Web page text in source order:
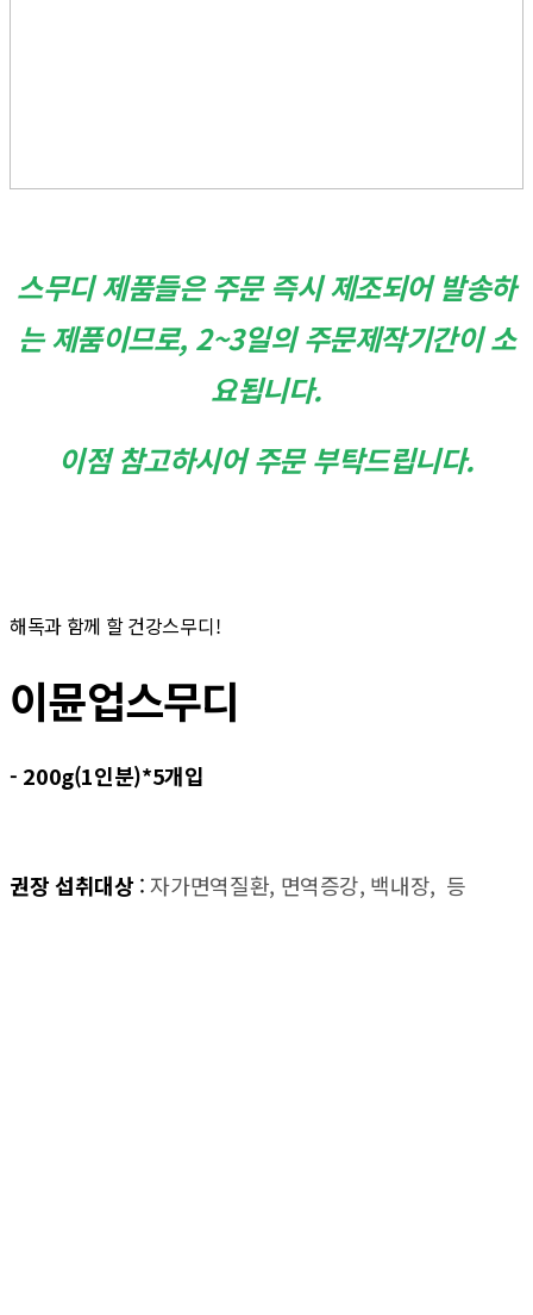
스무디 제품들은 주문 즉시 제조되어 발송하
는 제품이므로, 2~3일의 주문제작기간이 소
요됩니다.
이점 참고하시어 주문 부탁드립니다.
해독과 함께 할 건강스무디!
이뮨업스무디
- 200g(1인분)*5개입
권장 섭취대상 :자가면역질환, 면역증강, 백내장, 등